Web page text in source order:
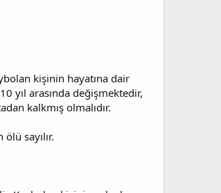
kişinin hayatına dair
yıl arasında değişmektedir,
kalkmış olmalıdır.
sayılır.